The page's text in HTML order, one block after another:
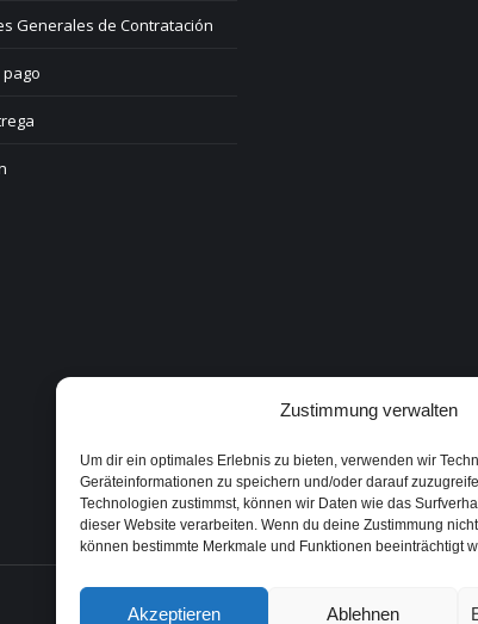
Zustimmung verwalten
Um dir ein optimales Erlebnis zu bieten, verwenden wir
Geräteinformationen zu speichern und/oder darauf
Technologien zustimmst, können wir Daten wie das
dieser Website verarbeiten. Wenn du deine Zustimmung
können bestimmte Merkmale und Funktionen beeinträchtigt
Akzeptieren Ablehnen
Generales de Contratación
pago